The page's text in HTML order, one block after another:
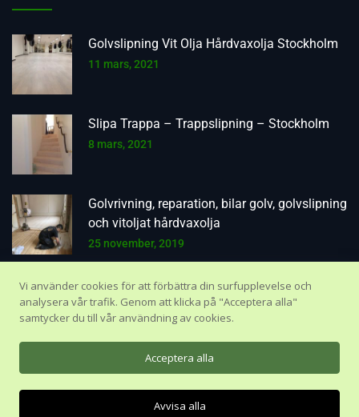
Golvslipning Vit Olja Hårdvaxolja Stockholm
11 mars, 2021
Slipa Trappa – Trappslipning – Stockholm
8 mars, 2021
Golvrivning, reparation, bilar golv, golvslipning
och vitoljat hårdvaxolja
25 november, 2019
2026 . AD Inredning AB. Alla rättigheter förbehållna.
Vi använder cookies för att förbättra din surfupplevelse och
analysera vår trafik. Genom att klicka på "Acceptera alla"
samtycker du till vår användning av cookies.
Acceptera alla
Avvisa alla